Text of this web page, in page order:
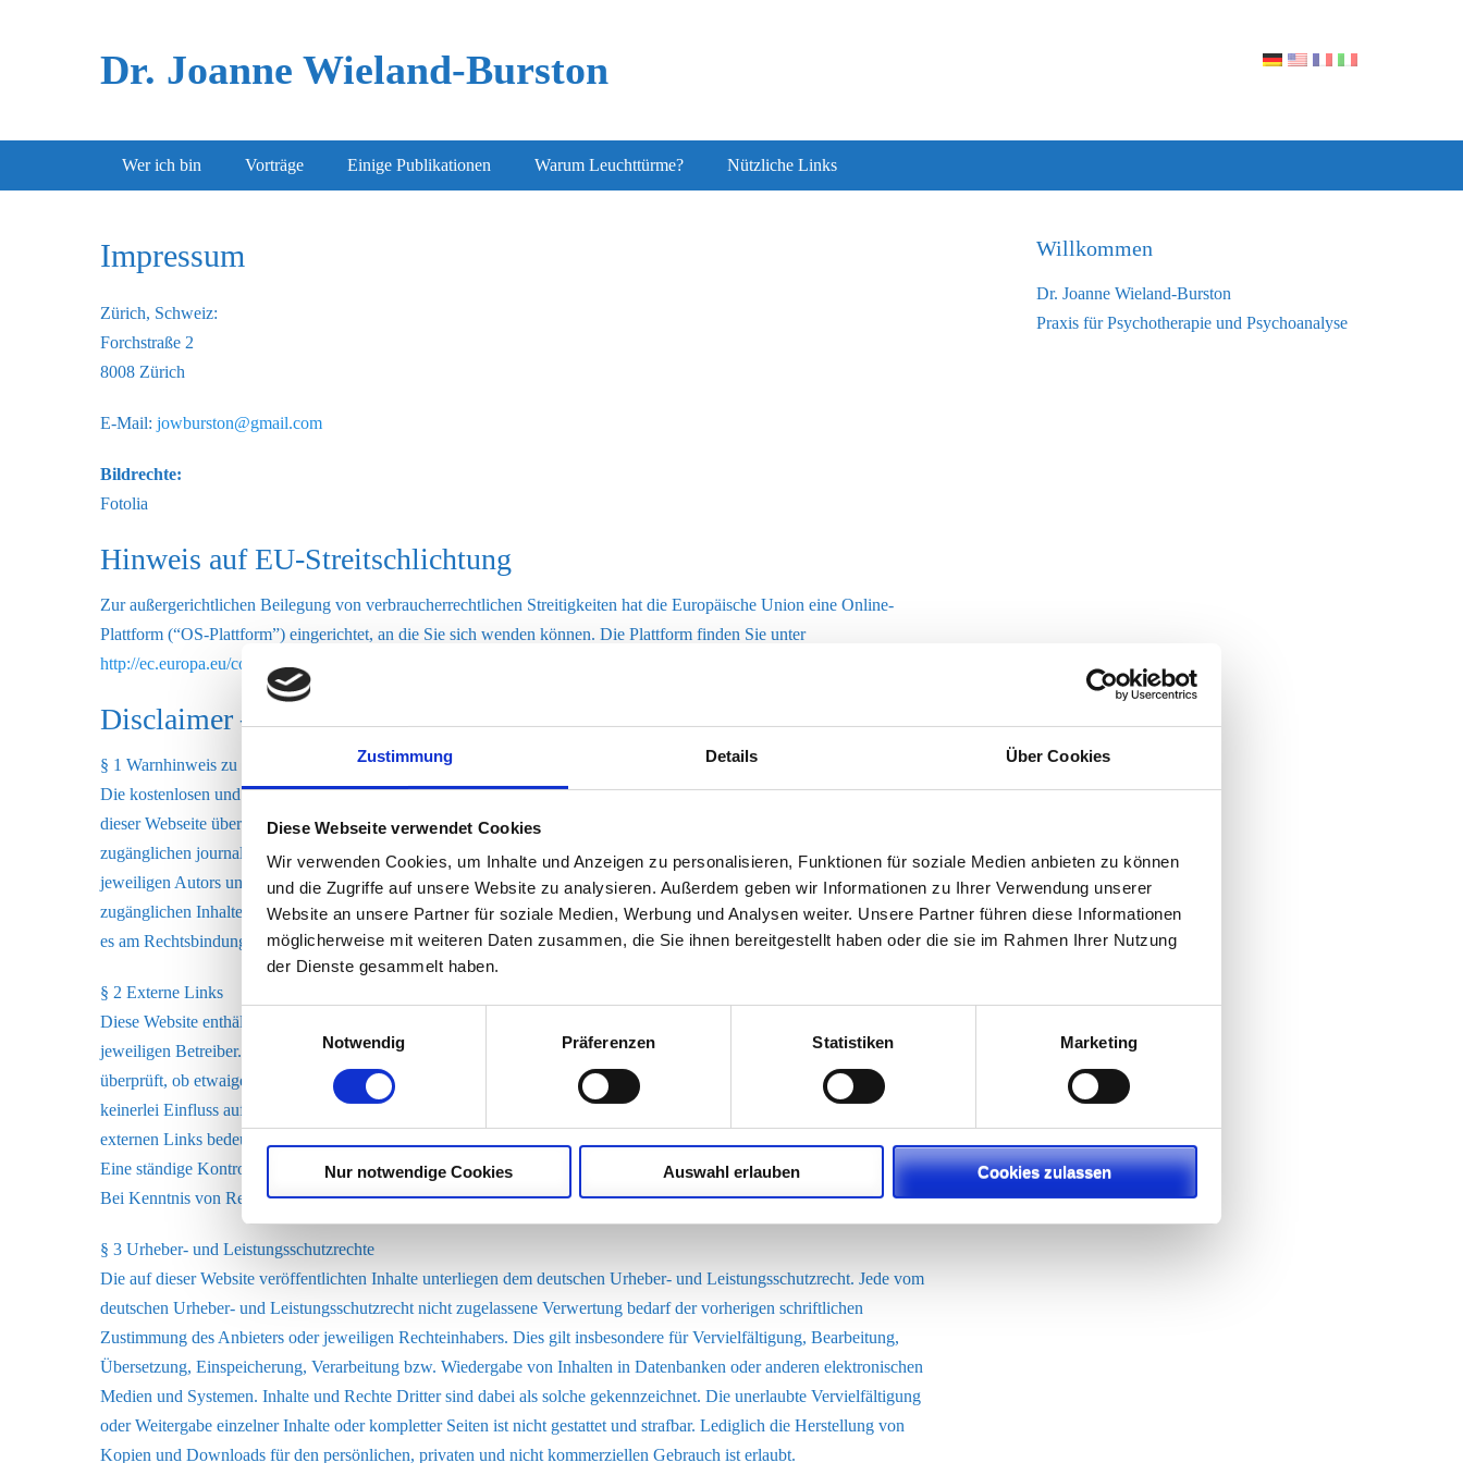
Zustimmung Details Über Cookies
Diese Webseite verwendet Cookies
Wir verwenden Cookies, um Inhalte und Anzeigen zu personalisieren, Funktionen für soziale Medien anbieten zu können
und die Zugriffe auf unsere Website zu analysieren. Außerdem geben wir Informationen zu Ihrer Verwendung unserer
Website an unsere Partner für soziale Medien, Werbung und Analysen weiter. Unsere Partner führen diese Informationen
möglicherweise mit weiteren Daten zusammen, die Sie ihnen bereitgestellt haben oder die sie im Rahmen Ihrer Nutzung
der Dienste gesammelt haben.
Einwilligungsauswahl
Notwendig
Präferenzen Statistiken Marketing
Nur notwendige Cookies Auswahl erlauben Cookies zulassen
Dr. Joanne Wieland-Burston
Hauptmenü
Wer ich bin Vorträge Einige Publikationen Warum Leuchttürme? Nützliche Links
Impressum
Zürich, Schweiz:
Forchstraße 2
8008 Zürich
E-Mail: jowburston@gmail.com
Bildrechte:
Fotolia
Hinweis auf EU-Streitschlichtung
Zur außergerichtlichen Beilegung von verbraucherrechtlichen Streitigkeiten hat die Europäische Union eine Online-
Plattform (“OS-Plattform”) eingerichtet, an die Sie sich wenden können. Die Plattform finden Sie unter
http://ec.europa.eu/consumers/odr/
Disclaimer – rechtliche Hinweise
§ 1 Warnhinweis zu Inhalten
Die kostenlosen und frei zugänglichen Inhalte dieser Webseite wurden mit größtmöglicher Sorgfalt erstellt. Der Anbieter
dieser Webseite übernimmt jedoch keine Gewähr für die Richtigkeit und Aktualität der bereitgestellten kostenlosen und frei
zugänglichen journalistischen Ratgeber und Nachrichten. Namentlich gekennzeichnete Beiträge geben die Meinung des
jeweiligen Autors und nicht immer die Meinung des Anbieters wieder. Allein durch den Aufruf der kostenlosen und frei
zugänglichen Inhalte kommt keinerlei Vertragsverhältnis zwischen dem Nutzer und dem Anbieter zustande, insoweit fehlt
es am Rechtsbindungswillen des Anbieters.
§ 2 Externe Links
Diese Website enthält Verknüpfungen zu Websites Dritter („externe Links“). Diese Websites unterliegen der Haftung der
jeweiligen Betreiber. Der Anbieter hat bei der erstmaligen Verknüpfung der externen Links die fremden Inhalte daraufhin
überprüft, ob etwaige Rechtsverstöße bestehen. Zu dem Zeitpunkt waren keine Rechtsverstöße ersichtlich. Der Anbieter hat
keinerlei Einfluss auf die aktuelle und zukünftige Gestaltung und auf die Inhalte der verknüpften Seiten. Das Setzen von
externen Links bedeutet nicht, dass sich der Anbieter die hinter dem Verweis oder Link liegenden Inhalte zu Eigen macht.
Eine ständige Kontrolle der externen Links ist für den Anbieter ohne konkrete Hinweise auf Rechtsverstöße nicht zumutbar.
Bei Kenntnis von Rechtsverstößen werden jedoch derartige externe Links unverzüglich gelöscht.
§ 3 Urheber- und Leistungsschutzrechte
Die auf dieser Website veröffentlichten Inhalte unterliegen dem deutschen Urheber- und Leistungsschutzrecht. Jede vom
deutschen Urheber- und Leistungsschutzrecht nicht zugelassene Verwertung bedarf der vorherigen schriftlichen
Zustimmung des Anbieters oder jeweiligen Rechteinhabers. Dies gilt insbesondere für Vervielfältigung, Bearbeitung,
Übersetzung, Einspeicherung, Verarbeitung bzw. Wiedergabe von Inhalten in Datenbanken oder anderen elektronischen
Medien und Systemen. Inhalte und Rechte Dritter sind dabei als solche gekennzeichnet. Die unerlaubte Vervielfältigung
oder Weitergabe einzelner Inhalte oder kompletter Seiten ist nicht gestattet und strafbar. Lediglich die Herstellung von
Kopien und Downloads für den persönlichen, privaten und nicht kommerziellen Gebrauch ist erlaubt.
Willkommen
Dr. Joanne Wieland-Burston
Praxis für Psychotherapie und Psychoanalyse